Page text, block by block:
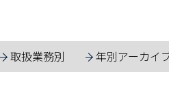
取扱業務別 年別アーカイ